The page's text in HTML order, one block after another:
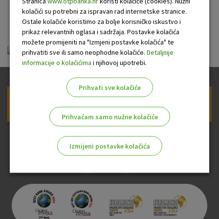
OTP banke
ou-mastercard_20100701.pdf
kolačići su potrebni za ispravan rad internetske stranice.
Ostale kolačiće koristimo za bolje korisničko iskustvo i
prikaz relevantnih oglasa i sadržaja. Postavke kolačića
možete promijeniti na "Izmjeni postavke kolačića" te
prihvatiti sve ili samo neophodne kolačiće. Detaljnije
informacije o kolačićima i njihovoj upotrebi.
Prihvati sve kolačiće
Prihvaćam samo nužne kolačiće
Izmijeni postavke kolačića